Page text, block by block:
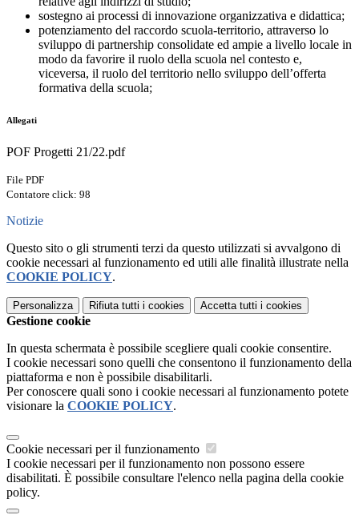
sostegno ai processi di innovazione organizzativa e didattica;
potenziamento del raccordo scuola-territorio, attraverso lo
sviluppo di partnership consolidate ed ampie a livello locale in
modo da favorire il ruolo della scuola nel contesto e,
viceversa, il ruolo del territorio nello sviluppo dell’offerta
formativa della scuola;
Allegati
POF Progetti 21/22.pdf
File PDF
Contatore click: 98
Notizie
Questo sito o gli strumenti terzi da questo utilizzati si avvalgono di
cookie necessari al funzionamento ed utili alle finalità illustrate nella
COOKIE POLICY.
Personalizza Rifiuta tutti i cookies Accetta tutti i cookies
Gestione cookie
In questa schermata è possibile scegliere quali cookie consentire.
I cookie necessari sono quelli che consentono il funzionamento della
piattaforma e non è possibile disabilitarli.
Per conoscere quali sono i cookie necessari al funzionamento potete
visionare la COOKIE POLICY.
Cookie necessari per il funzionamento
I cookie necessari per il funzionamento non possono essere
disabilitati. È possibile consultare l'elenco nella pagina della cookie
policy.